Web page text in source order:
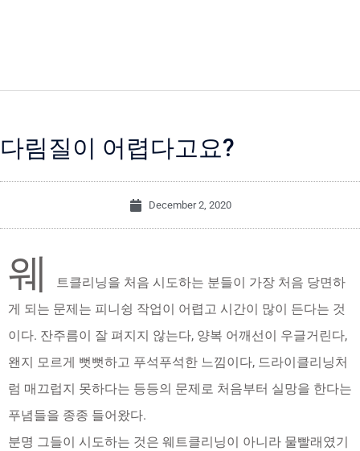
다림질이 어렵다고요?
December 2, 2020
웨
트클리닝을 처음 시도하는 분들이 가장 처음 당면하
게 되는 문제는 피니슁 작업이 어렵고 시간이 많이 든다는 것
이다. 잔주름이 잘 펴지지 않는다, 양복 어깨선이 우글거린다,
왠지 모르게 뻣뻣하고 푸석푸석한 느낌이다, 드라이클리닝처
럼 매끄럽지 못하다는 등등의 문제로 처음부터 실망을 한다는
푸념들을 종종 들어왔다.
분명 그들이 시도하는 것은 웨트클리닝이 아니라 물빨래였기